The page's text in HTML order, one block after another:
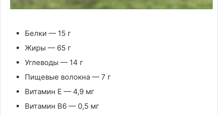
Белки — 15 г
Жиры — 65 г
Углеводы — 14 г
Пищевые волокна — 7 г
Витамин Е — 4,9 мг
Витамин В6 — 0,5 мг